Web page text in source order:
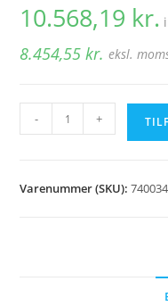
10.568,19 kr.
8.454,55kr. eksl.
Sneglkanal
udløb
- +
Varenummer (SKU):